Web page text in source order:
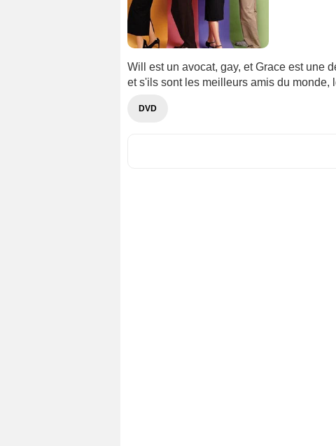
Will est un avocat, gay, et Grace est une
et s'ils sont les meilleurs amis du monde,
DVD